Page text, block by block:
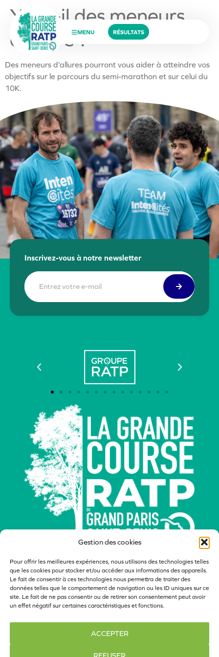
Gestion des cookies
Pour offrir les meilleures expériences, nous utilisons des technologies telles
que les cookies pour stocker et/ou accéder aux informations des appareils.
Le fait de consentir à ces technologies nous permettra de traiter des
données telles que le comportement de navigation ou les ID uniques sur ce
site. Le fait de ne pas consentir ou de retirer son consentement peut avoir
un effet négatif sur certaines caractéristiques et fonctions.
ACCEPTER
REFUSER
MENU RÉSULTATS
Y a-t-il des meneurs
d’allure ?
Des meneurs d’allures pourront vous aider à atteindre vos
objectifs sur le parcours du semi-marathon et sur celui du
10K.
Inscrivez-vous à notre newsletter
mail
Actualités Nos partenaires Bénévoles
Contact Politique de confidentialité